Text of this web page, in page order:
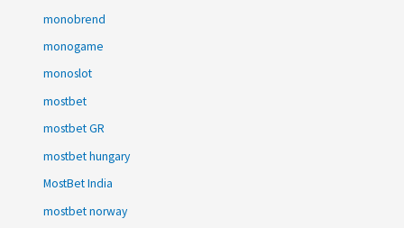
monobrend
monogame
monoslot
mostbet
mostbet GR
mostbet hungary
MostBet India
mostbet norway